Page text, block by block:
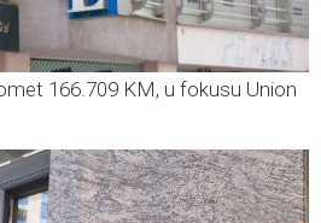
166.709 KM, u fokusu Union